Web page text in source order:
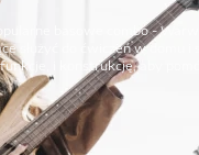
basowe combo -
służyć do ćwiczeń w domu i
i konstrukcję, aby